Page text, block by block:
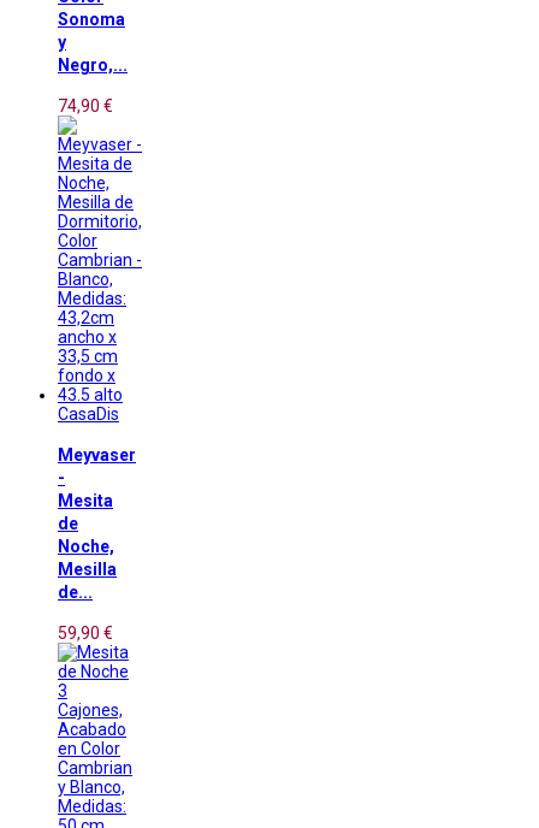
Sonoma
y
Negro,...
74,90 €
CasaDis
Meyvaser
-
Mesita
de
Noche,
Mesilla
de...
59,90 €